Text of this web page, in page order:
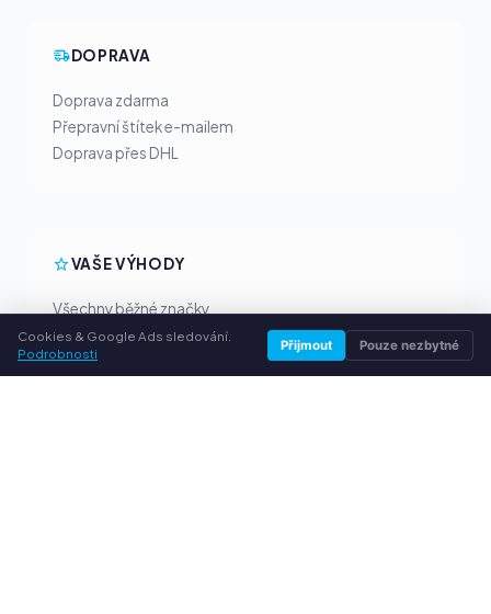
DOPRAVA
Doprava zdarma
Přepravní štítek e-mailem
Doprava přes DHL
VAŠE VÝHODY
Všechny běžné značky
Férové výkupní ceny
Peníze předem přes PayPal
Cookies & Google Ads sledování.
Podrobnosti
Přijmout Pouze nezbytné